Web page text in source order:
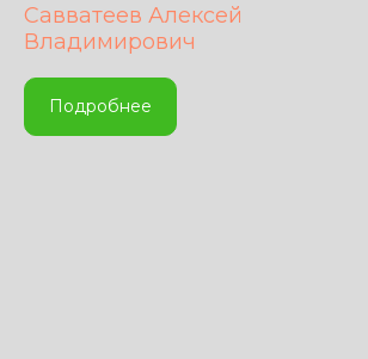
Савватеев Алексей
Владимирович
Подробнее